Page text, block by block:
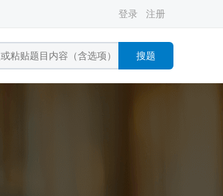
登录 注册
搜题